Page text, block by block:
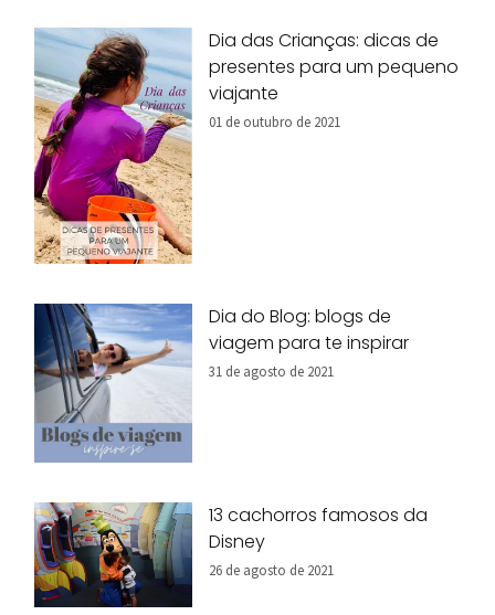
Dia das Crianças: dicas de
presentes para um pequeno
viajante
01 de outubro de 2021
Dia do Blog: blogs de
viagem para te inspirar
31 de agosto de 2021
13 cachorros famosos da
Disney
26 de agosto de 2021